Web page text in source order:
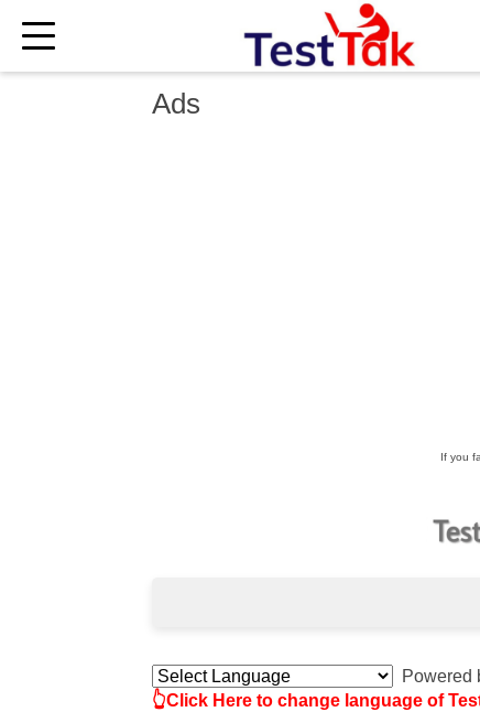
Ads
If you
Powered
👆Click Here to change language of